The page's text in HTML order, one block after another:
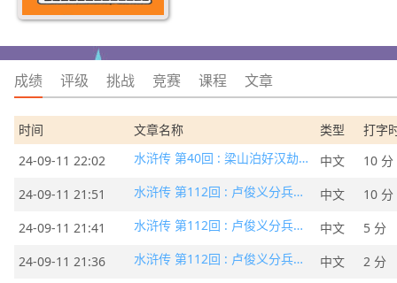
成绩 评级 挑战 竞赛 课程 文章
时间 文章名称 类型
打字
24-09-11 22:02
水浒传 第40回 : 梁山泊好汉劫法场 白龙庙英雄小聚义 中文
10 分
24-09-11 21:51
水浒传 第112回 : 卢俊义分兵宣州道 宋公明大战毗陵郡 中文
10 分
24-09-11 21:41
水浒传 第112回 : 卢俊义分兵宣州道 宋公明大战毗陵郡 中文
5 分
24-09-11 21:36
水浒传 第112回 : 卢俊义分兵宣州道 宋公明大战毗陵郡 中文
2 分